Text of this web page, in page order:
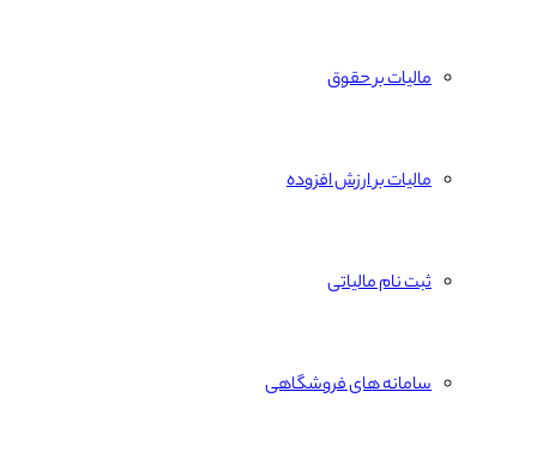
مالیات بر حقوق
مالیات بر ارزش افزوده
ثبت نام مالیاتی
سامانه های فروشگاهی